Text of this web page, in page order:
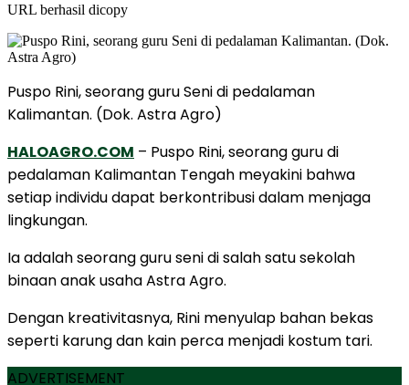
URL berhasil dicopy
Puspo Rini, seorang guru Seni di pedalaman
Kalimantan. (Dok. Astra Agro)
HALOAGRO.COM – Puspo Rini, seorang guru di
pedalaman Kalimantan Tengah meyakini bahwa
setiap individu dapat berkontribusi dalam menjaga
lingkungan.
Ia adalah seorang guru seni di salah satu sekolah
binaan anak usaha Astra Agro.
Dengan kreativitasnya, Rini menyulap bahan bekas
seperti karung dan kain perca menjadi kostum tari.
ADVERTISEMENT